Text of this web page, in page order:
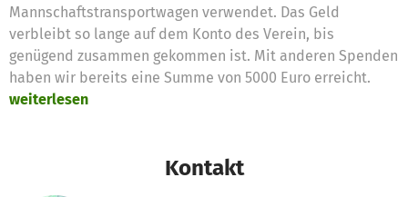
Mannschaftstransportwagen verwendet. Das Geld
verbleibt so lange auf dem Konto des Verein, bis
genügend zusammen gekommen ist. Mit anderen Spenden
haben wir bereits eine Summe von 5000 Euro erreicht.
weiterlesen
Kontakt